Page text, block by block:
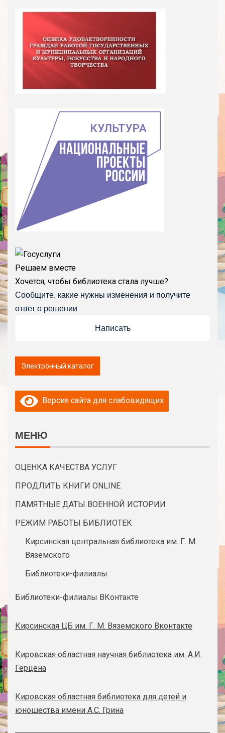
Решаем вместе
Хочется, чтобы библиотека стала лучше?
Сообщите, какие нужны изменения и получите
ответ о решении
Написать
Версия сайта для слабовидящих
МЕНЮ
ОЦЕНКА КАЧЕСТВА УСЛУГ
ПРОДЛИТЬ КНИГИ ONLINE
ПАМЯТНЫЕ ДАТЫ ВОЕННОЙ ИСТОРИИ
РЕЖИМ РАБОТЫ БИБЛИОТЕК
Кирсинская центральная библиотека им. Г. М.
Вяземского
Библиотеки-филиалы
Библиотеки-филиалы ВКонтакте
Кирсинская ЦБ им. Г. М. Вяземского Вконтакте
Кировская областная научная библиотека им. А.И.
Герцена
Кировская областная библиотека для детей и
юношества имени А.С. Грина